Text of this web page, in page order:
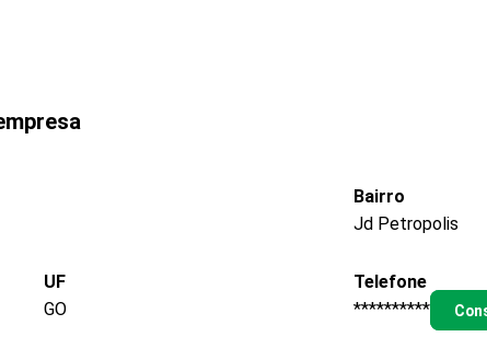
Bairro
Jd Petropolis
UF
GO
Telefone
**********